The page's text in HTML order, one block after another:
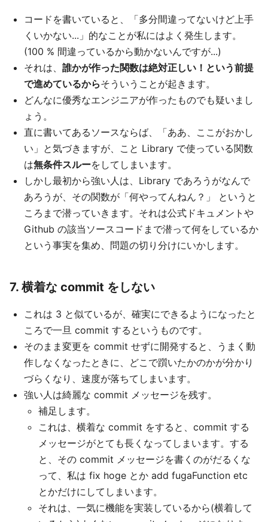
コードを書いていると、「多分間違ってないけど上手
くいかない...」的なことが私にはよく発生します。
(100 % 間違っているから動かないんですが...)
それは、 誰かが作った関数は絶対正しい！という前提
で進めているからそういうことが起きます。
どんなに優秀なエンジニアが作ったものでも疑いまし
ょう。
直に書いてあるソースならば、「ああ、ここがおかし
い」と気づきますが、こと Library で使っている関数
は無条件スルーをしてしまいます。
しかし最初から強い人は、Library であろうがなんで
あろうが、その関数が「何やってんねん？」 というと
ころまで潜っていきます。それは公式ドキュメントや
Github の該当ソースコードまで潜って何をしているか
という事実を集め、問題の切り分けにいかします。
7. 横着な commit をしない
これは 3 と似ているが、確実にできるようになったと
ころで一旦 commit するというものです。
そのまま変更を commit せずに開発すると、うまく動
作しなくなったときに、どこで躓いたかのかが分かり
づらくなり、速度が落ちてしまいます。
強い人は綺麗な commit メッセージを残す。
補足します。
これは、横着な commit をすると、commit する
メッセージがとても長くなってしまいます。する
と、その commit メッセージを書くのがだるくな
って、私は fix hoge とか add fugaFunction etc
とかだけにしてしまいます。
それは、一気に機能を実装しているから(横着して